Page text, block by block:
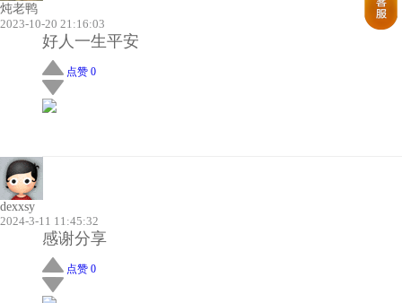
炖老鸭
2023-10-20 21:16:03
好人一生平安
点赞 0
dexxsy
2024-3-11 11:45:32
感谢分享
点赞 0